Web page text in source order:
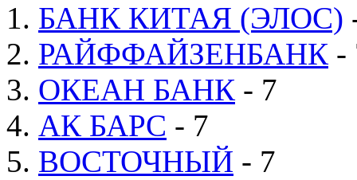
1. БАНК КИТАЯ (ЭЛОС)
2. РАЙФФАЙЗЕНБАНК -
3. ОКЕАН БАНК - 7
4. АК БАРС - 7
5. ВОСТОЧНЫЙ - 7